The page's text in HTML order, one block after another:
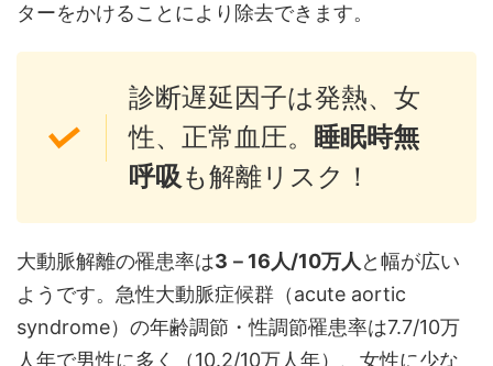
ターをかけることにより除去できます。
診断遅延因子は発熱、女
性、正常血圧。
睡眠時無
呼吸も解離リスク！
大動脈解離の罹患率は3－16人/10万人 と幅が広い
ようです。急性大動脈症候群（acute aortic
syndrome）の年齢調節・性調節罹患率は7.7/10万
人年で男性に多く（10.2/10万人年）、女性に少な